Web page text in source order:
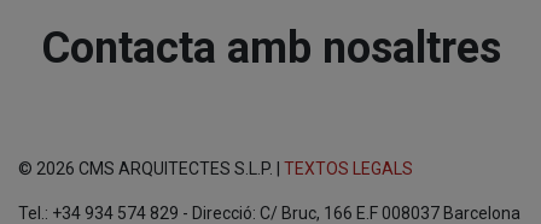
Contacta amb nosaltres
© 2026 CMS ARQUITECTES S.L.P. | TEXTOS LEGALS
Tel.: +34 934 574 829 - Direcció: C/ Bruc, 166 E.F 008037 Barcelona